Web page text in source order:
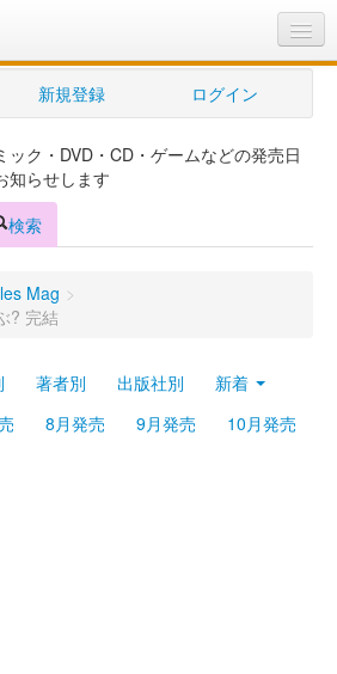
新規登録 ログイン
ク・DVD・CD・ゲームなどの発売日
知らせします
検索
Mag >
? 完結
著者別 出版社別
新着
8月発売 9月発売 10月発売